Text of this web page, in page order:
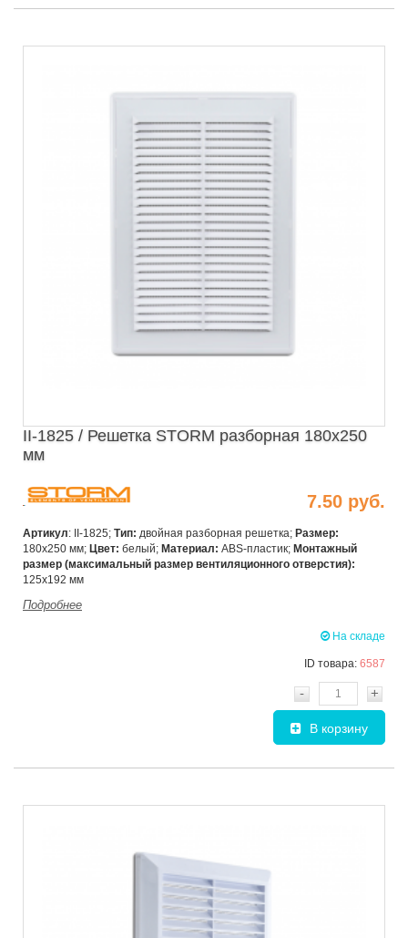
II-1825 / Решетка STORM разборная 180х250
мм
7.50 руб.
Артикул: II-1825; Тип: двойная разборная решетка; Размер:
180х250 мм; Цвет: белый; Материал: ABS-пластик; Монтажный
размер (максимальный размер вентиляционного отверстия):
125х192 мм
Подробнее
На складе
ID товара: 6587
- +
В корзину